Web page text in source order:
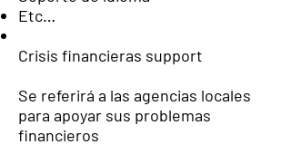
Etc…
Crisis financieras support
Se referirá a las agencias locales
para apoyar sus problemas
financieros